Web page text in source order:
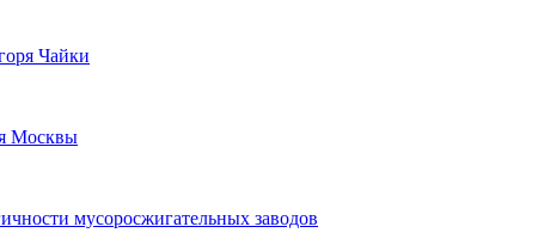
Чайки
Москвы
мусоросжигательных заводов